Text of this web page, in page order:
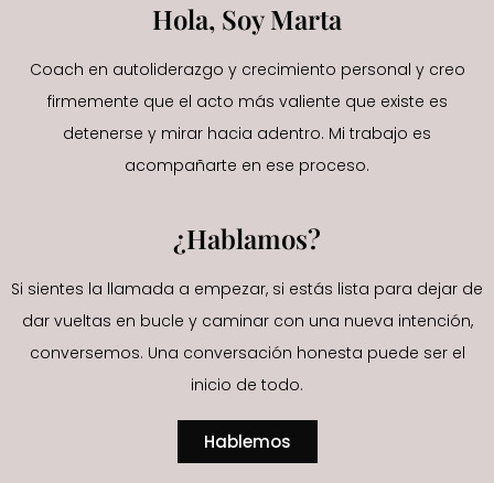
Hola, Soy Marta
Coach en autoliderazgo y crecimiento personal y creo
firmemente que el acto más valiente que existe es
detenerse y mirar hacia adentro. Mi trabajo es
acompañarte en ese proceso.
¿Hablamos?
Si sientes la llamada a empezar, si estás lista para dejar de
dar vueltas en bucle y caminar con una nueva intención,
conversemos. Una conversación honesta puede ser el
inicio de todo.
Hablemos